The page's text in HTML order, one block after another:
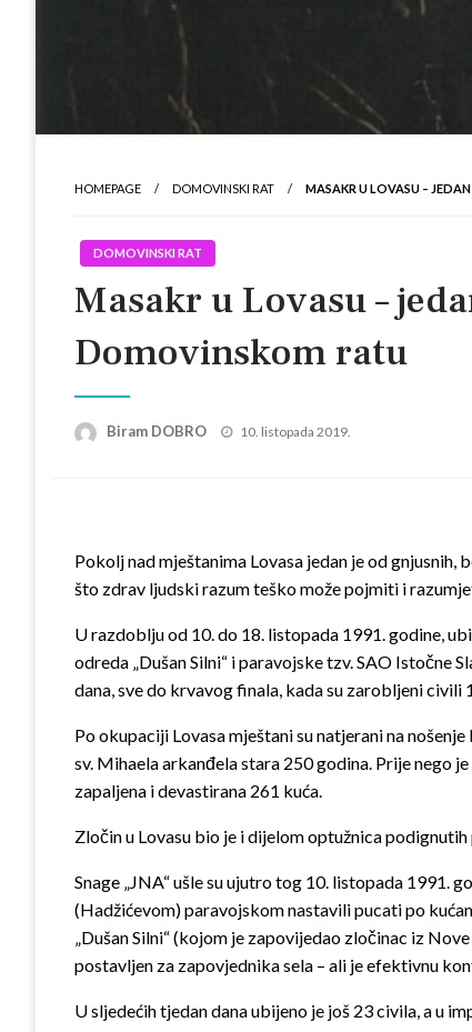
HOMEPAGE DOMOVINSKI RAT MASAKR U LOVASU –
DOMOVINSKI RAT
Masakr u Lovasu –
Domovinskom ratu
Biram DOBRO
Posted
10. listopada 2019.
Pokolj nad mještanima Lovasa jedan je od
što zdrav ljudski razum teško može pojmiti i
U razdoblju od 10. do 18. listopada 1991. godine,
odreda „Dušan Silni“ i paravojske tzv. SAO Istočne
dana, sve do krvavog finala, kada su zarobljeni
Po okupaciji Lovasa mještani su natjerani na
sv. Mihaela arkanđela stara 250 godina. Prije nego
zapaljena i devastirana 261 kuća.
Zločin u Lovasu bio je i dijelom optužnica
Snage „JNA“ ušle su ujutro tog 10. listopada 1991.
(Hadžićevom) paravojskom nastavili pucati po
„Dušan Silni“ (kojom je zapovijedao zločinac iz
postavljen za zapovjednika sela – ali je efektivnu
U sljedećih tjedan dana ubijeno je još 23 civila, a u